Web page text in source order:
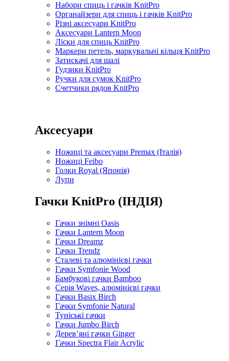
Набори спиць і гачків KnitPro
Органайзери для спиць і гачків KnitPro
Різні аксесуари KnitPro
Аксесуари Lantern Moon
Ліски для спиць KnitPro
Маркери петель, маркувальні кільця KnitPro
Затискачі для шалі
Гудзики KnitPro
Ручки для сумок KnitPro
Счетчики рядов KnitPro
Аксесуари
Ножиці та аксесуари Premax (Італія)
Ножиці Feibo
Голки Royal (Японія)
Лупи
Гачки KnitPro (ІНДІЯ)
Гачки знімні Oasis
Гачки Lantern Moon
Гачки Dreamz
Гачки Trendz
Сталеві та алюмінієві гачки
Гачки Symfonie Wood
Бамбукові гачки Bamboo
Серія Waves, алюмінієві гачки
Гачки Basix Birch
Гачки Symfonie Natural
Туніські гачки
Гачки Jumbo Birch
Дерев’яні гачки Ginger
Гачки Spectra Flair Acrylic